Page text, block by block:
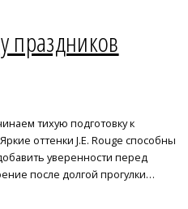
праздников
тихую подготовку к
оттенки J.E. Rouge способны
уверенности перед
после долгой прогулки…